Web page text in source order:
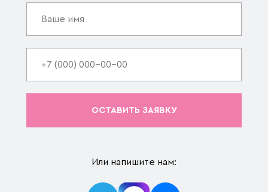
ОСТАВИТЬ ЗАЯВКУ
Или напишите нам: